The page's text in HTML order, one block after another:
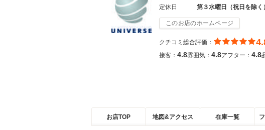
定休日
第３水曜日（祝日を除
このお店のホームページ
クチコミ総合評価：
接客： 4.8雰囲気： 4.8アフター： 4.8
お店TOP 地図&アクセス 在庫一覧